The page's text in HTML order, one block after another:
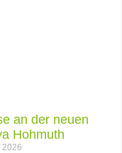
an der neuen
Hohmuth
2026